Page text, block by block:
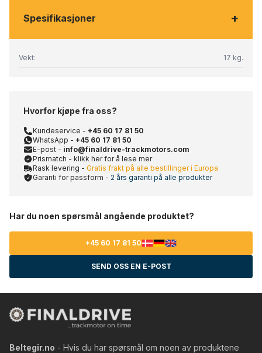
Spesifikasjoner +
Vekt: 17 kg.
Hvorfor kjøpe fra oss?
Kundeservice - +45 60 17 81 50
WhatsApp - +45 60 17 81 50
E-post - info@finaldrive-trackmotors.com
Prismatch - klikk her for å lese mer
Rask levering - Gratis frakt på alle bestillinger i Europa
Garanti for passform - 2 års garanti på alle produkter
Har du noen spørsmål angående produktet?
+45 60 17 81 50
SEND OSS EN E-POST
Beltegir.no - Hvis du har spørsmål om noen av produktene